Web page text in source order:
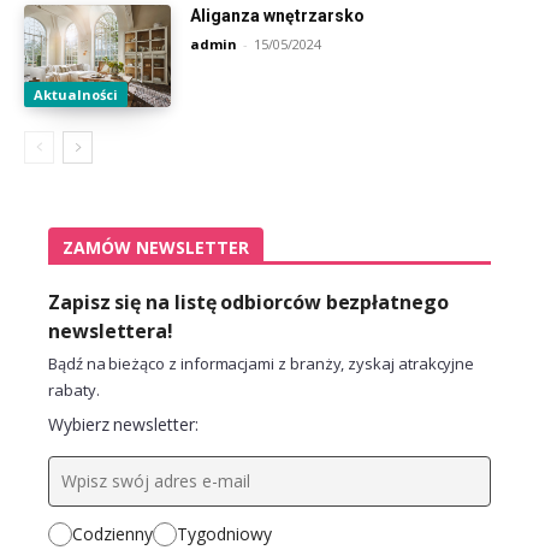
Aktualności
Aliganza wnętrzarsko
admin - 15/05/2024
ZAMÓW NEWSLETTER
Zapisz się na listę odbiorców bezpłatnego
newslettera!
Bądź na bieżąco z informacjami z branży, zyskaj atrakcyjne
rabaty.
Wybierz newsletter:
Codzienny Tygodniowy